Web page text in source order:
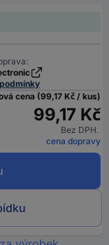
cena (99,17 Kč / kus)
99,17 Kč
Bez DPH.
cena dopravy